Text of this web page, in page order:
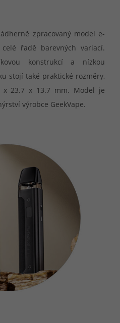
zpracovaný model e-
řadě barevných variací.
konstrukcí a nízkou
stojí také praktické rozměry,
x 23.7 x 13.7 mm. Model je
výrobce GeekVape.